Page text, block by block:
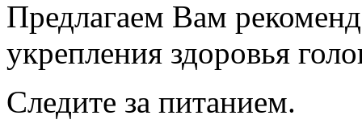
Предлагаем Вам
укрепления здоровья
Следите за питанием.